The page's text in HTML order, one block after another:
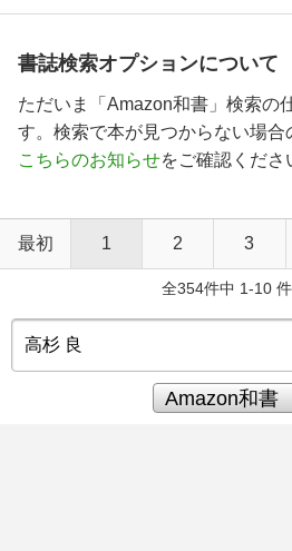
書誌検索オプションについて
ただいま「Amazon和書」検索の
す。検索で本が見つからない場
こちらのお知らせをご確認くださ
最初 1 2 3
全354件中 1-10